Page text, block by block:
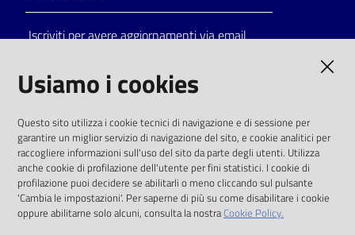
Iscriviti per avere aggiornamenti via email
solo alle condizioni previste dalla direttiva
comunitaria 2003/98/CE e dal d.lgs. 36/2006
SOCIAL
Instagram
Usiamo i cookies
Questo sito utilizza i cookie tecnici di navigazione e di sessione per
garantire un miglior servizio di navigazione del sito, e cookie analitici per
raccogliere informazioni sull'uso del sito da parte degli utenti. Utilizza
anche cookie di profilazione dell'utente per fini statistici. I cookie di
profilazione puoi decidere se abilitarli o meno cliccando sul pulsante
'Cambia le impostazioni'. Per saperne di più su come disabilitare i cookie
oppure abilitarne solo alcuni, consulta la nostraCookie Policy.